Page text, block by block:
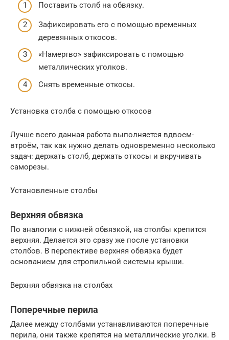
Поставить столб на обвязку.
Зафиксировать его с помощью временных
деревянных откосов.
«Намертво» зафиксировать с помощью
металлических уголков.
Снять временные откосы.
Установка столба с помощью откосов
Лучше всего данная работа выполняется вдвоем-
втроём, так как нужно делать одновременно несколько
задач: держать столб, держать откосы и вкручивать
саморезы.
Установленные столбы
Верхняя обвязка
По аналогии с нижней обвязкой, на столбы крепится
верхняя. Делается это сразу же после установки
столбов. В перспективе верхняя обвязка будет
основанием для стропильной системы крыши.
Верхняя обвязка на столбах
Поперечные перила
Далее между столбами устанавливаются поперечные
перила, они также крепятся на металлические уголки. В